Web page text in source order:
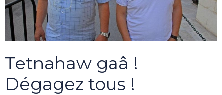
Tetnahaw gaâ !
Dégagez tous !